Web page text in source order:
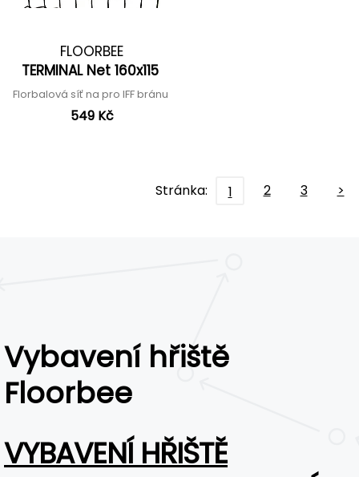
FLOORBEE
TERMINAL Net 160x115
Florbalová síť na pro IFF bránu
549 Kč
Stránka: 1 2 3 >
Vybavení hřiště
Floorbee
VYBAVENÍ HŘIŠTĚ